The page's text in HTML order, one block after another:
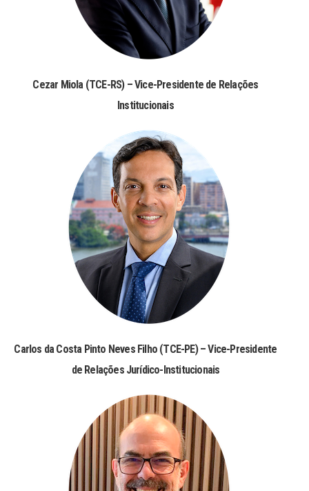
Cezar Miola (TCE-RS) – Vice-Presidente de Relações
Institucionais
Carlos da Costa Pinto Neves Filho (TCE-PE) – Vice-Presidente
de Relações Jurídico-Institucionais